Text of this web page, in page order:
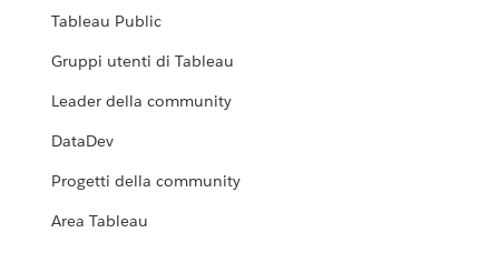
Tableau Public
Gruppi utenti di Tableau
Leader della community
DataDev
Progetti della community
Area Tableau